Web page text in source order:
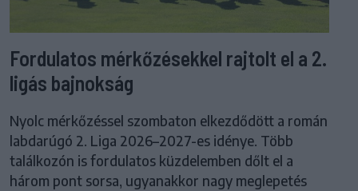
Fordulatos mérkőzésekkel rajtolt el a 2.
ligás bajnokság
Nyolc mérkőzéssel szombaton elkezdődött a román
labdarúgó 2. Liga 2026–2027-es idénye. Több
találkozón is fordulatos küzdelemben dőlt el a
három pont sorsa, ugyanakkor nagy meglepetés